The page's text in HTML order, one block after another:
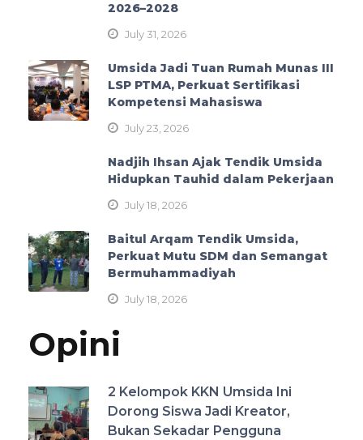
2026–2028
July 31, 2026
Umsida Jadi Tuan Rumah Munas III
LSP PTMA, Perkuat Sertifikasi
Kompetensi Mahasiswa
July 23, 2026
Nadjih Ihsan Ajak Tendik Umsida
Hidupkan Tauhid dalam Pekerjaan
July 18, 2026
Baitul Arqam Tendik Umsida,
Perkuat Mutu SDM dan Semangat
Bermuhammadiyah
July 18, 2026
Opini
2 Kelompok KKN Umsida Ini
Dorong Siswa Jadi Kreator,
Bukan Sekadar Pengguna